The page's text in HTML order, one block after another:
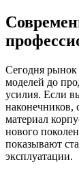
Сегодня рынок
моделей до
усилия. Если
наконечников,
материал
нового
показывают
эксплуатации.